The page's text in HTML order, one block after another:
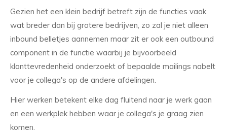
Gezien het een klein bedrijf betreft zijn de functies vaak
wat breder dan bij grotere bedrijven, zo zal je niet alleen
inbound belletjes aannemen maar zit er ook een outbound
component in de functie waarbij je bijvoorbeeld
klanttevredenheid onderzoekt of bepaalde mailings nabelt
voor je collega's op de andere afdelingen.
Hier werken betekent elke dag fluitend naar je werk gaan
en een werkplek hebben waar je collega's je graag zien
komen.